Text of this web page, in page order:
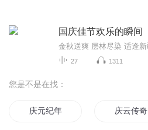
国庆佳节欢乐的瞬间
27 1311
您是不是在找：
庆元纪年 庆云传奇